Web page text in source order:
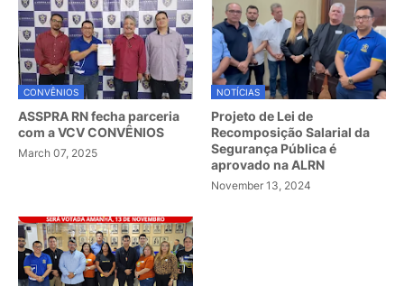
CONVÊNIOS
ASSPRA RN fecha parceria
com a VCV CONVÊNIOS
March 07, 2025
NOTÍCIAS
Projeto de Lei de
Recomposição Salarial da
Segurança Pública é
aprovado na ALRN
November 13, 2024